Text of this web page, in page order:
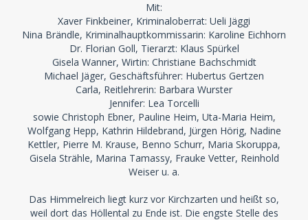
Mit:
Xaver Finkbeiner, Kriminaloberrat: Ueli Jäggi
Nina Brändle, Kriminalhauptkommissarin: Karoline Eichhorn
Dr. Florian Goll, Tierarzt: Klaus Spürkel
Gisela Wanner, Wirtin: Christiane Bachschmidt
Michael Jäger, Geschäftsführer: Hubertus Gertzen
Carla, Reitlehrerin: Barbara Wurster
Jennifer: Lea Torcelli
sowie Christoph Ebner, Pauline Heim, Uta-Maria Heim,
Wolfgang Hepp, Kathrin Hildebrand, Jürgen Hörig, Nadine
Kettler, Pierre M. Krause, Benno Schurr, Maria Skoruppa,
Gisela Strähle, Marina Tamassy, Frauke Vetter, Reinhold
Weiser u. a.
Das Himmelreich liegt kurz vor Kirchzarten und heißt so,
weil dort das Höllental zu Ende ist. Die engste Stelle des